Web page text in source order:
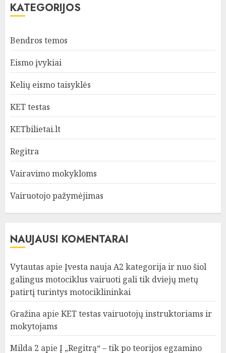
KATEGORIJOS
Bendros temos
Eismo įvykiai
Kelių eismo taisyklės
KET testas
KETbilietai.lt
Regitra
Vairavimo mokykloms
Vairuotojo pažymėjimas
NAUJAUSI KOMENTARAI
Vytautas apie Įvesta nauja A2 kategorija ir nuo šiol
galingus motociklus vairuoti gali tik dviejų metų
patirtį turintys motociklininkai
Gražina apie KET testas vairuotojų instruktoriams ir
mokytojams
Milda 2 apie Į „Regitrą“ – tik po teorijos egzamino